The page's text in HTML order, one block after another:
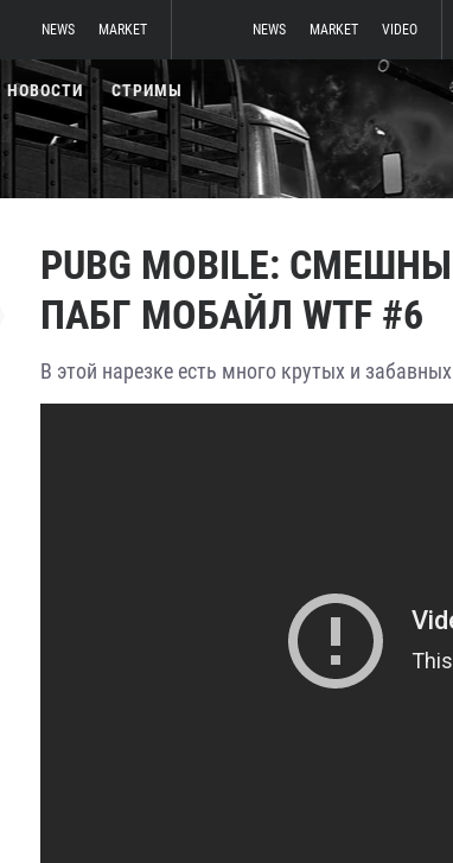
NEWS MARKET NEWS MARKET VIDEO
НОВОСТИ СТРИМЫ
PUBG MOBILE:
ПАБГ МОБАЙЛ WTF #6
В этой нарезке есть много крутых и